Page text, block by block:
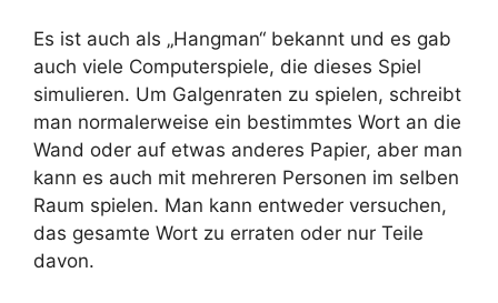
Es ist auch als „Hangman“ bekannt und es gab
auch viele Computerspiele, die dieses Spiel
simulieren. Um Galgenraten zu spielen, schreibt
man normalerweise ein bestimmtes Wort an die
Wand oder auf etwas anderes Papier, aber man
kann es auch mit mehreren Personen im selben
Raum spielen. Man kann entweder versuchen,
das gesamte Wort zu erraten oder nur Teile
davon.